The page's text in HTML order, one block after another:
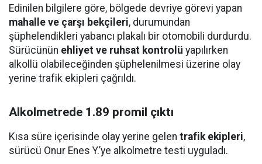
Edinilen bilgilere göre, bölgede devriye görevi yapan
mahalle ve çarşı bekçileri, durumundan
şüphelendikleri yabancı plakalı bir otomobili durdurdu.
Sürücünün ehliyet ve ruhsat kontrolü yapılırken
alkollü olabileceğinden şüphelenilmesi üzerine olay
yerine trafik ekipleri çağrıldı.
Alkolmetrede 1.89 promil çıktı
Kısa süre içerisinde olay yerine gelen trafik ekipleri,
sürücü Onur Enes Y.’ye alkolmetre testi uyguladı.